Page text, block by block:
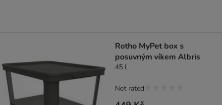
Rotho MyPet box s
posuvným víkem Albris
45 l
Not rated